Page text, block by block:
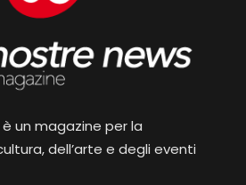
un magazine per la
dell’arte e degli eventi